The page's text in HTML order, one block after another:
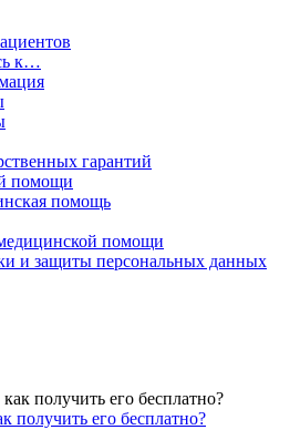
к…
гарантий
помощи
помощь
помощи
и защиты персональных данных
получить его бесплатно?